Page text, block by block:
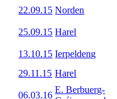
22.09.15 Norden
25.09.15 Harel
13.10.15 Ierpeldeng
29.11.15 Harel
06.03.16
E. Berbuerg-